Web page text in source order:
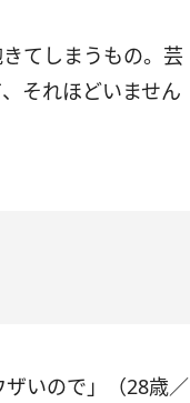
てしまうもの。芸
それほどいません
いので」（28歳／